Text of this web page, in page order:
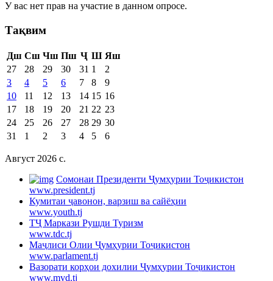
У вас нет прав на участие в данном опросе.
Тақвим
Дш Сш Чш Пш Ҷ Ш Яш
27
28 29 30 31 1
2
3
4 5 6 7 8
9
10
11 12 13 14 15 16
17
18 19 20 21 22 23
24
25 26 27 28 29 30
31
1 2 3 4 5 6
Август 2026 c.
Cомонаи Президенти Ҷумҳурии Тоҷикистон
www.president.tj
Кумитаи ҷавонон, варзиш ва сайёҳии
www.youth.tj
ТҶ Маркази Рушди Туризм
www.tdc.tj
Маҷлиси Олии Ҷумҳурии Тоҷикистон
www.parlament.tj
Вазорати корҳои дохилии Ҷумҳурии Тоҷикистон
www.mvd.tj